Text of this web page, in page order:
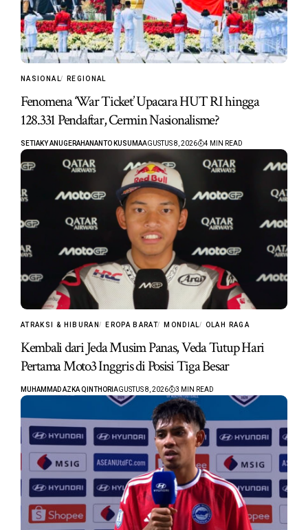
NASIONAL REGIONAL
Fenomena ‘War Ticket’ Upacara HUT RI hingga
128.331 Pendaftar, Cermin Nasionalisme?
SETIAKY ANUGERAHANANTO KUSUMAAGUSTUS 8, 2026 4 MIN READ
ATRAKSI & HIBURAN EROPA BARAT MONDIAL OLAH RAGA
Kembali dari Jeda Musim Panas, Veda Tutup Hari
Pertama Moto3 Inggris di Posisi Tiga Besar
MUHAMMAD AZKA QINTHORI AGUSTUS 8, 2026 3 MIN READ